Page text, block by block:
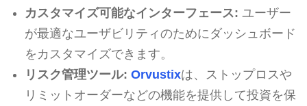
カスタマイズ可能なインターフェース: ユーザー
が最適なユーザビリティのためにダッシュボード
をカスタマイズできます。
リスク管理ツール: Orvustixは、ストップロスや
リミットオーダーなどの機能を提供して投資を保